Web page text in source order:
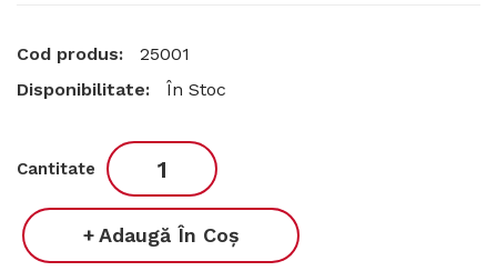
Cod produs:
25001
Disponibilitate:
În Stoc
Cantitate
Adaugă În Coş